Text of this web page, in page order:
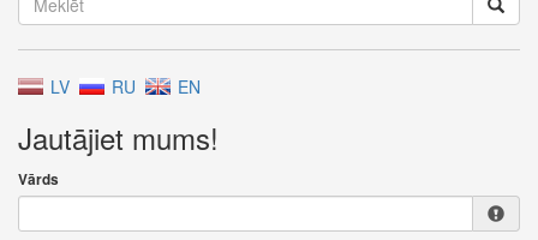
LV RU EN
Jautājiet mums!
Vārds